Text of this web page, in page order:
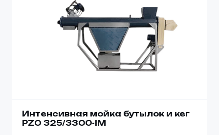
Интенсивная мойка бутылок и кег
PZO 325/3300-IM